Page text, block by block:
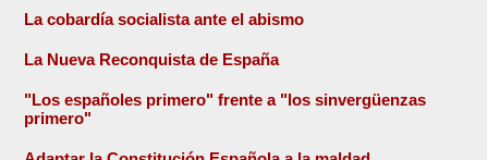
La cobardía socialista ante el abismo
La Nueva Reconquista de España
"Los españoles primero" frente a "los sinvergüenzas
primero"